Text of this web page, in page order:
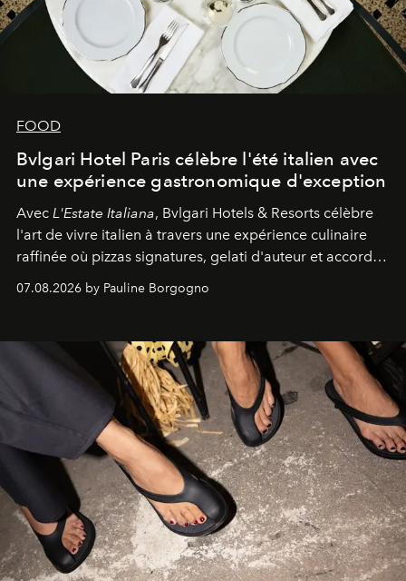
FOOD
Bvlgari Hotel Paris célèbre l'été italien avec
une expérience gastronomique d'exception
Avec L'Estate Italiana, Bvlgari Hotels & Resorts célèbre
l'art de vivre italien à travers une expérience culinaire
raffinée où pizzas signatures, gelati d'auteur et accords
07.08.2026 by Pauline Borgogno